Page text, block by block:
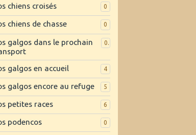
chiens croisés 0
chiens de chasse 0
galgos dans le prochain
galgos en accueil 4
galgos encore au refuge 5
petites races 6
podencos 0